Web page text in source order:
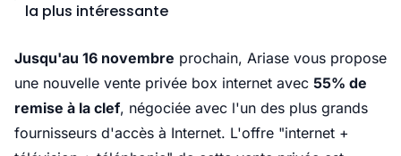
la plus intéressante
Jusqu'au 16 novembre prochain, Ariase vous propose
une nouvelle vente privée box internet avec 55% de
remise à la clef, négociée avec l'un des plus grands
fournisseurs d'accès à Internet. L'offre "internet +